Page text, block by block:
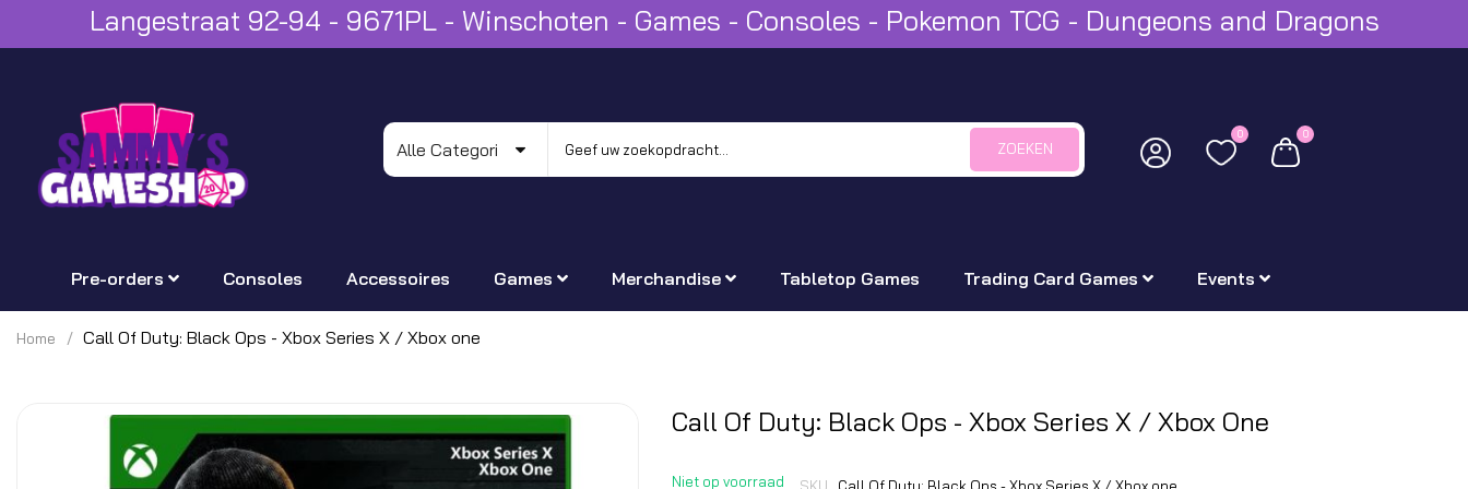
Langestraat 92-94 - 9671PL - Winschoten - Games - Consoles - Pokemon TCG - Dungeons and Dragons
ZOEKEN
0 0
Pre-orders Consoles Accessoires Games Merchandise Tabletop Games Trading Card Games Events
Home Call Of Duty: Black Ops - Xbox Series X / Xbox one
Call Of Duty: Black Ops - Xbox Series X / Xbox One
Niet op voorraad